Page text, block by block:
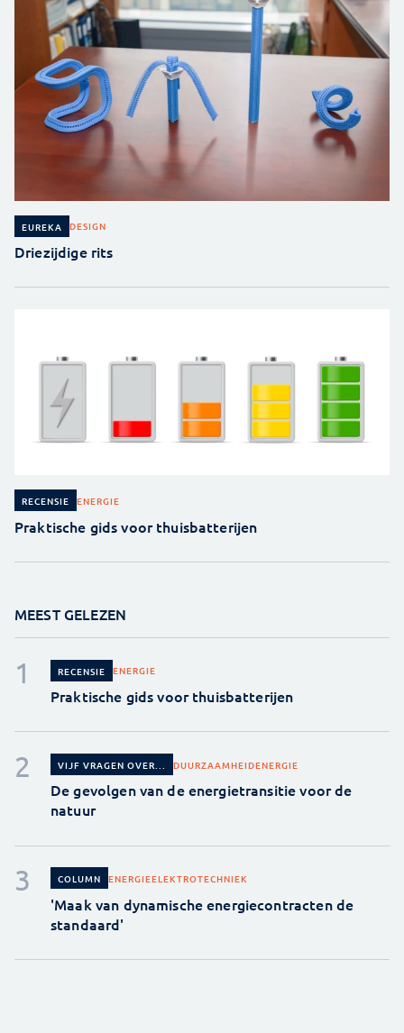
EUREKA DESIGN
Driezijdige rits
RECENSIE ENERGIE
Praktische gids voor thuisbatterijen
MEEST GELEZEN
RECENSIE ENERGIE
Praktische gids voor thuisbatterijen
VIJF VRAGEN OVER... DUURZAAMHEIDENERGIE
De gevolgen van de energietransitie voor de
natuur
COLUMN ENERGIEELEKTROTECHNIEK
'Maak van dynamische energiecontracten de
standaard'